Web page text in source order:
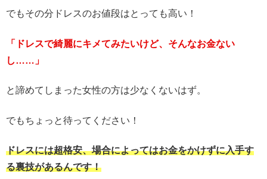
でもその分ドレスのお値段はとっても高い！
「ドレスで綺麗にキメてみたいけど、そんなお金ない
し……」
と諦めてしまった女性の方は少なくないはず。
でもちょっと待ってください！
ドレスには超格安、場合によってはお金をかけずに入手す
る裏技があるんです！